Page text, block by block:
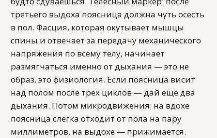
третьего выдоха поясница должна чуть осесть
в пол. Фасция, которая окутывает мышцы
спины и отвечает за передачу механического
напряжения по всему телу, начинает
размягчаться именно от дыхания — это не
образ, это физиология. Если поясница висит
над полом после трёх циклов — дай ещё два
дыхания. Потом микродвижения: на вдохе
поясница слегка отходит от пола на пару
миллиметров, на выдохе — прижимается.